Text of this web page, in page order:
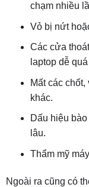
chạm nhiều
Vỏ bị nứt
Các cửa
laptop dễ
Mất các
khác.
Dấu hiệu
lâu.
Thẩm mỹ
Ngoài ra cũng có